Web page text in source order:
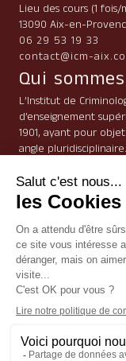
Lieu des cours (1 fois/
13090 Aix-en-
06 29 53 19 33
contact@icm-
Qui
L’Institut de
d’enseignement
1901, ayant pour
angle pluridisciplinaire.
Navigation
L’institut
Formation
Formations
Inscription
Contact
Préférences en
Mentions légales